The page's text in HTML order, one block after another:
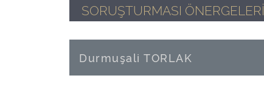
SORUŞTURMASI ÖNERGELERİ
Durmuşali TORLAK